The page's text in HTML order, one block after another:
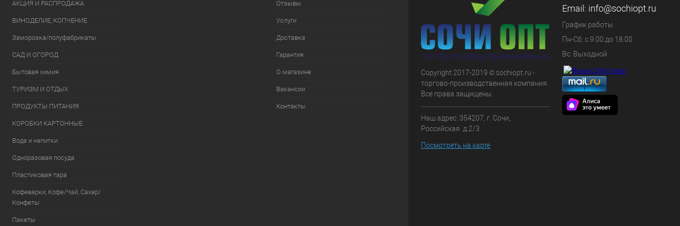
АКЦИЯ И РАСПРОДАЖА
ВИНОДЕЛИЕ, КОПЧЕНИЕ
Заморозка/полуфабрикаты
САД И ОГОРОД
Бытовая химия
ТУРИЗМ И ОТДЫХ
ПРОДУКТЫ ПИТАНИЯ
КОРОБКИ КАРТОННЫЕ
Вода и напитки
Одноразовая посуда
Пластиковая тара
Кофеварки, Кофе/Чай, Сахар/
Конфеты
Пакеты
Отзывы
Услуги
Доставка
Гарантия
О магазине
Вакансии
Контакты
Copyright 2017-2019 © sochiopt.ru -
торгово-производственная компания.
Все права защищены.
Наш адрес: 354207, г. Сочи,
Российская. д.2/3.
Посмотреть на карте
Email: info@sochiopt.ru
График работы
Пн-Сб: с 9:00 до 18:00
Вс: Выходной